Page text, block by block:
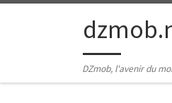
Passer au contenu
DZmob, l'avenir du